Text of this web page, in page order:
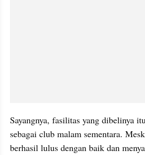
Sayangnya, fasilitas yang dibelinya
sebagai club malam sementara.
berhasil lulus dengan baik dan